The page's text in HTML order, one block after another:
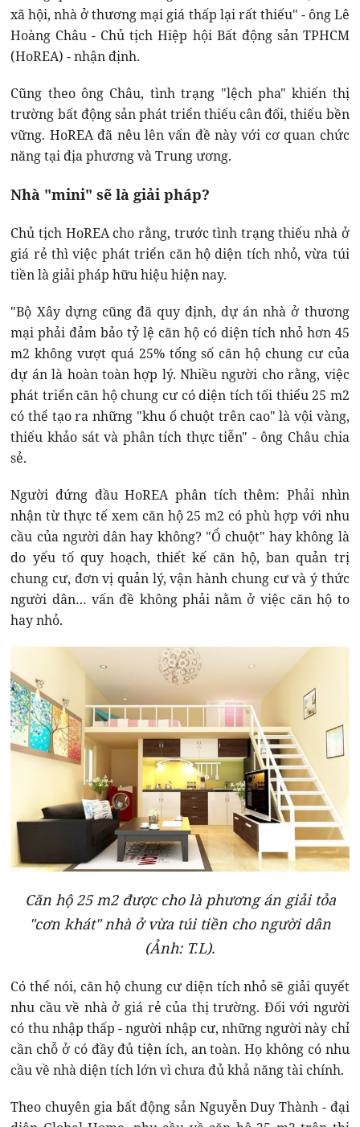
xã hội, nhà ở thương mại giá thấp lại rất thiếu" - ông Lê
Hoàng Châu - Chủ tịch Hiệp hội Bất động sản TPHCM
(HoREA) - nhận định.
Cũng theo ông Châu, tình trạng "lệch pha" khiến thị
trường bất động sản phát triển thiếu cân đối, thiếu bền
vững. HoREA đã nêu lên vấn đề này với cơ quan chức
năng tại địa phương và Trung ương.
Nhà "mini" sẽ là giải pháp?
Chủ tịch HoREA cho rằng, trước tình trạng thiếu nhà ở
giá rẻ thì việc phát triển căn hộ diện tích nhỏ, vừa túi
tiền là giải pháp hữu hiệu hiện nay.
"Bộ Xây dựng cũng đã quy định, dự án nhà ở thương
mại phải đảm bảo tỷ lệ căn hộ có diện tích nhỏ hơn 45
m2 không vượt quá 25% tổng số căn hộ chung cư của
dự án là hoàn toàn hợp lý. Nhiều người cho rằng, việc
phát triển căn hộ chung cư có diện tích tối thiểu 25 m2
có thể tạo ra những "khu ổ chuột trên cao" là vội vàng,
thiếu khảo sát và phân tích thực tiễn" - ông Châu chia
sẻ.
Người đứng đầu HoREA phân tích thêm: Phải nhìn
nhận từ thực tế xem căn hộ 25 m2 có phù hợp với nhu
cầu của người dân hay không? "Ổ chuột" hay không là
do yếu tố quy hoạch, thiết kế căn hộ, ban quản trị
chung cư, đơn vị quản lý, vận hành chung cư và ý thức
người dân… vấn đề không phải nằm ở việc căn hộ to
hay nhỏ.
Căn hộ 25 m2 được cho là phương án giải tỏa
"cơn khát" nhà ở vừa túi tiền cho người dân
(Ảnh: T.L).
Có thể nói, căn hộ chung cư diện tích nhỏ sẽ giải quyết
nhu cầu về nhà ở giá rẻ của thị trường. Đối với người
có thu nhập thấp - người nhập cư, những người này chỉ
cần chỗ ở có đầy đủ tiện ích, an toàn. Họ không có nhu
cầu về nhà diện tích lớn vì chưa đủ khả năng tài chính.
Theo chuyên gia bất động sản Nguyễn Duy Thành - đại